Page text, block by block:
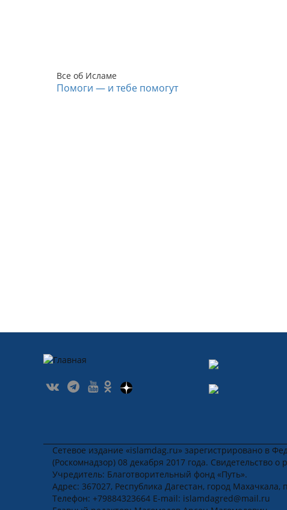
Все об Исламе
Помоги — и тебе помогут
Сетевое издание «islamdag.ru» зарегистрировано в
(Роскомнадзор) 08 декабря 2017 года. Свидетельство
Учредитель: Благотворительный фонд «Путь».
Адрес: 367027, Республика Дагестан, город
Телефон: +79884323664 E-mail: islamdagred@mail.ru